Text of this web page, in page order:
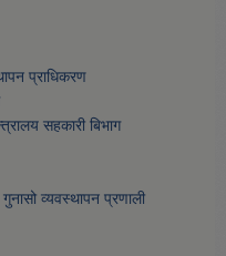
प्राधिकरण
सहकारी बिभाग
गुनासो व्यवस्थापन प्रणाली